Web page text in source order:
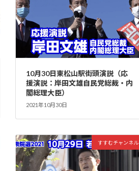
10月30日東松山駅街頭演説（応
援演説：岸田文雄自民党総裁・内
閣総理大臣）
2021年10月30日
すすむチャンネル